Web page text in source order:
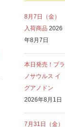
8月7日（金）
入荷商品 2026
年8月7日
本日発売！プラ
ノサウルス イ
グアノドン
2026年8月1日
7月31日（金）